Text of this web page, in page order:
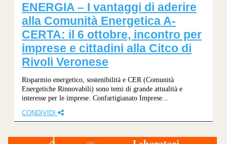
ENERGIA – I vantaggi di aderire
alla Comunità Energetica A-
CERTA: il 6 ottobre, incontro per
imprese e cittadini alla Citco di
Rivoli Veronese
Risparmio energetico, sostenibilità e CER (Comunità
Energetiche Rinnovabili) sono temi di grande attualità e
interesse per le imprese. Confartigianato Imprese...
CONDIVIDI